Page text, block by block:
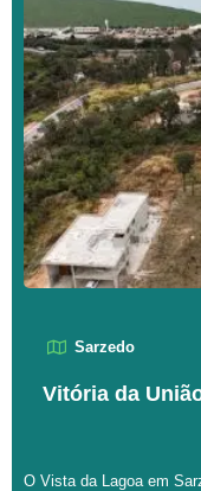
Sarzedo
Vitória da
O Vista da Lagoa em